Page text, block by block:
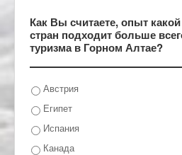
Как Вы считаете, опыт
стран подходит больше
туризма в Горном Алтае?
Австрия
Египет
Испания
Канада